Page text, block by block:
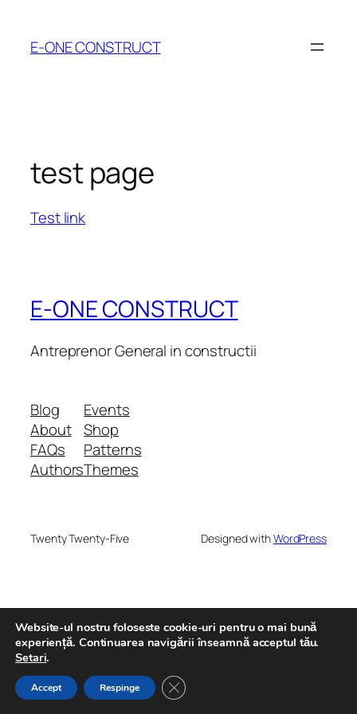
content
E-ONE CONSTRUCT
test page
Test link
E-ONE CONSTRUCT
Antreprenor General in constructii
Blog
About
FAQs
Authors
Events
Shop
Patterns
Themes
Twenty Twenty-Five Designed withWordPress
Website-ul nostru foloseste cookie-uri pentru o mai bună
experiență. Continuarea navigării înseamnă acceptul tău.
Setari.
Accept Respinge Close GDPR Cookie Banner